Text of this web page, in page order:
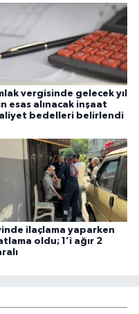
vergisinde gelecek yıl
esas alınacak inşaat
bedelleri belirlendi
ilaçlama yaparken
oldu; 1’i ağır 2